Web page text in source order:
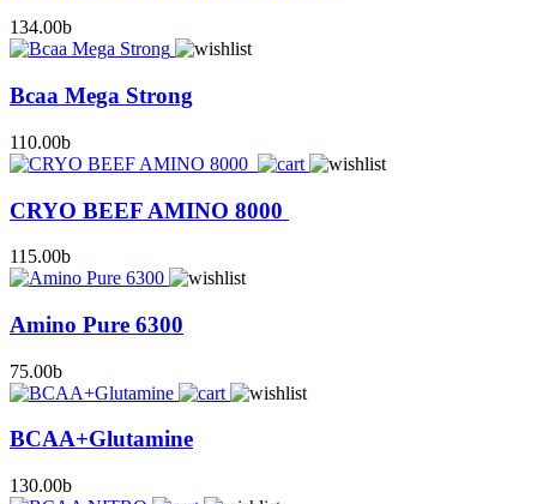
134.00b
Bcaa Mega Strong
110.00b
CRYO BEEF AMINO 8000
115.00b
Amino Pure 6300
75.00b
BCAA+Glutamine
130.00b